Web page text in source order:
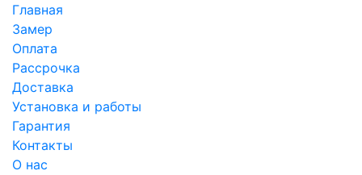
Главная
Замер
Оплата
Рассрочка
Доставка
Установка и работы
Гарантия
Контакты
О нас